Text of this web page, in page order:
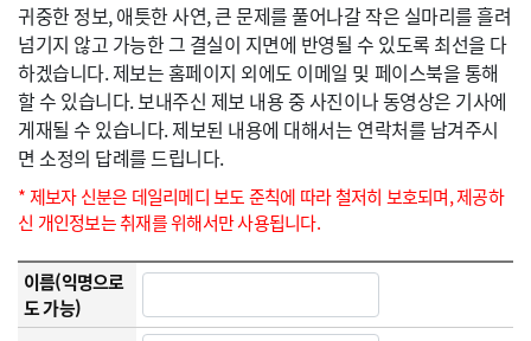
귀중한 정보, 애틋한 사연, 큰 문제를 풀어나갈 작은 실마리를 흘려
넘기지 않고 가능한 그 결실이 지면에 반영될 수 있도록 최선을 다
하겠습니다. 제보는 홈페이지 외에도 이메일 및 페이스북을 통해
할 수 있습니다. 보내주신 제보 내용 중 사진이나 동영상은 기사에
게재될 수 있습니다. 제보된 내용에 대해서는 연락처를 남겨주시
면 소정의 답례를 드립니다.
* 제보자 신분은 데일리메디 보도 준칙에 따라 철저히 보호되며, 제공하
신 개인정보는 취재를 위해서만 사용됩니다.
이름(익명으로
도 가능)